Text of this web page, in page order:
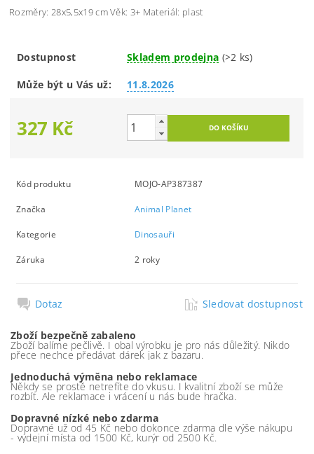
Rozměry: 28x5,5x19 cm Věk: 3+ Materiál: plast
Dostupnost Skladem prodejna (>2 ks)
Může být u Vás už: 11.8.2026
327 Kč
Kód produktu MOJO-AP387387
Značka Animal Planet
Kategorie Dinosauři
Záruka 2 roky
Dotaz Sledovat dostupnost
Zboží bezpečně zabaleno
Zboží balíme pečlivě. I obal výrobku je pro nás důležitý. Nikdo
přece nechce předávat dárek jak z bazaru.
Jednoduchá výměna nebo reklamace
Někdy se prostě netrefíte do vkusu. I kvalitní zboží se může
rozbít. Ale reklamace i vrácení u nás bude hračka.
Dopravné nízké nebo zdarma
Dopravné už od 45 Kč nebo dokonce zdarma dle výše nákupu
- výdejní místa od 1500 Kč, kurýr od 2500 Kč.